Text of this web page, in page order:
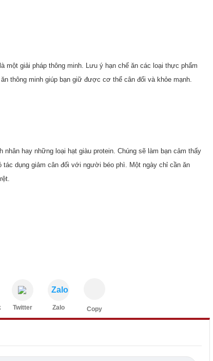
một giải pháp thông minh. Lưu ý hạn chế ăn các loại thực phẩm
thông minh giúp bạn giữ được cơ thể cân đối và khỏe mạnh.
nhân hay những loại hạt giàu protein. Chúng sẽ làm bạn cảm thấy
dụng giảm cân đối với người béo phì. Một ngày chỉ cần ăn
Twitter
Zalo
Zalo Copy